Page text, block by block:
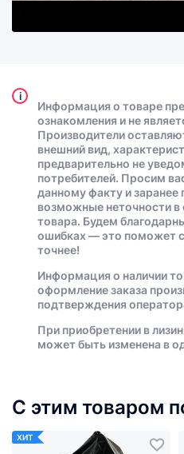
i
Информация о товаре
ознакомления и не
Производители
внешний вид,
предварительно не
потребителей. Просим
данному факту и заранее
возможные неточности в
товара. Будем
ошибках — это поможет
точнее!
Информация о наличии
оформление заказа
подтверждения
При приобретении в
может быть изменена в
С этим товаром
ХИТ